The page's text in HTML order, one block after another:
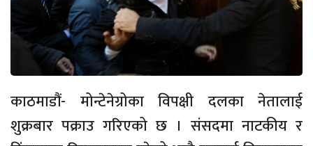
काठमाडौं- मोन्टेनेग्रोका विपक्षी दलका नेतालाई
शुक्रबार पक्राउ गरिएको छ । संसदमा नाटकीय र